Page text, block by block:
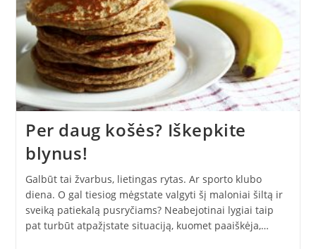
Per daug košės? Iškepkite
blynus!
Galbūt tai žvarbus, lietingas rytas. Ar sporto klubo
diena. O gal tiesiog mėgstate valgyti šį maloniai šiltą ir
sveiką patiekalą pusryčiams? Neabejotinai lygiai taip
pat turbūt atpažįstate situaciją, kuomet paaiškėja,…